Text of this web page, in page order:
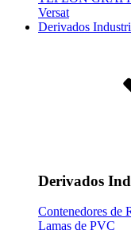
Versat
Derivados
Derivados
Contenedores de
Lamas de PVC